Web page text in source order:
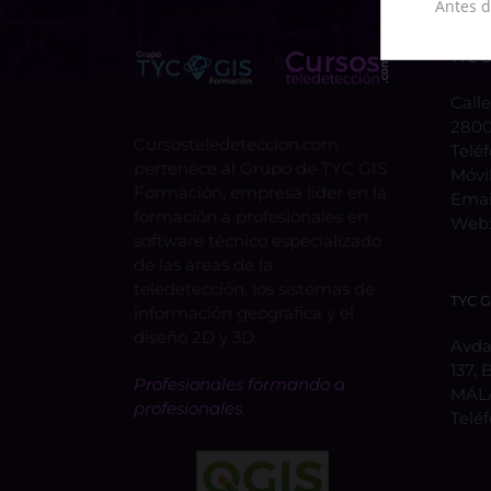
Profesionales formando a
profesionales.
TYC
Web:
TYC
Antes